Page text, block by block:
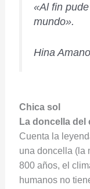
«Al fin
mundo».
Hina Amano
Chica sol
La doncella del
Cuenta la
una doncella (la
800 años, el
humanos no